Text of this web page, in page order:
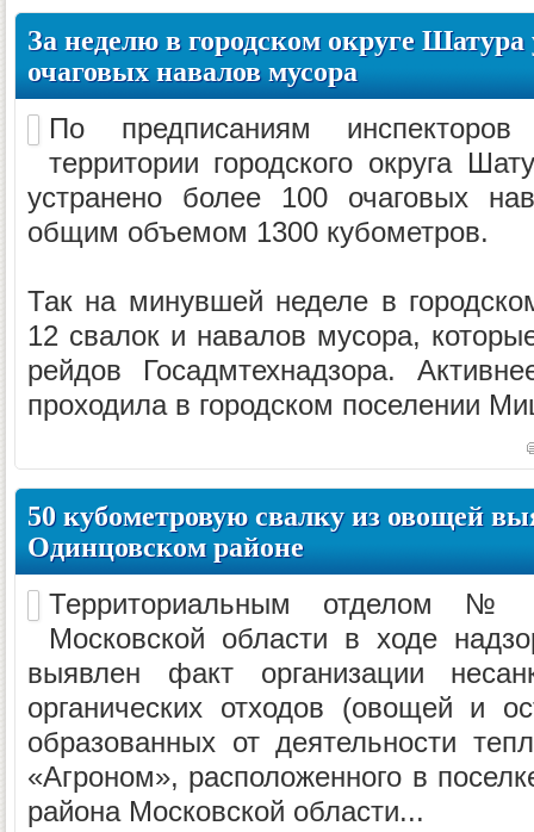
За неделю в городском округе Шатура
очаговых навалов мусора
По предписаниям инспекторов
территории городского округа
устранено более 100 очаговых
общим объемом 1300 кубометров.
Так на минувшей неделе в
12 свалок и навалов мусора,
рейдов Госадмтехнадзора.
проходила в городском поселении
50 кубометровую свалку из овощей
Одинцовском районе
Территориальным отделом №
Московской области в ходе
выявлен факт организации
органических отходов (овощей и
образованных от деятельности
«Агроном», расположенного в
района Московской области...